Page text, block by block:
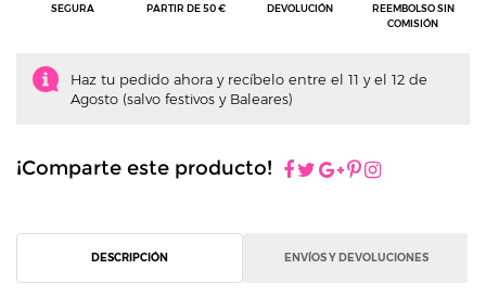
SEGURA
PARTIR DE 50 €
DEVOLUCIÓN
REEMBOLSO SIN
COMISIÓN
Haz tu pedido ahora y recíbelo entre el 11 y el 12 de
Agosto (salvo festivos y Baleares)
¡Comparte este producto!
DESCRIPCIÓN ENVÍOS Y DEVOLUCIONES